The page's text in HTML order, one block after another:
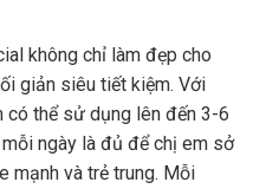
không chỉ làm đẹp cho
giản siêu tiết kiệm. Với
có thể sử dụng lên đến 3-6
ngày là đủ để chị em sở
mạnh và trẻ trung. Mỗi